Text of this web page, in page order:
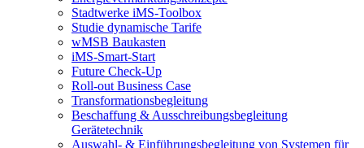
Stadtwerke iMS-Toolbox
Studie dynamische Tarife
wMSB Baukasten
iMS-Smart-Start
Future Check-Up
Roll-out Business Case
Transformationsbegleitung
Beschaffung & Ausschreibungsbegleitung
Gerätetechnik
Auswahl- & Einführungsbegleitung von Systemen für